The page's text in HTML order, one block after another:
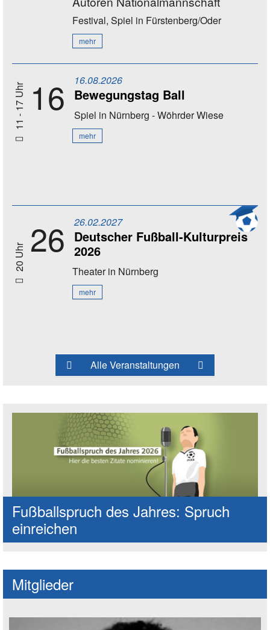
Festival, Spiel in Fürstenberg/Oder
mehr
11 - 17 Uhr 16 16.08.2026
Bewegungstag Ball
Spiel in Nürnberg - Wöhrder Wiese
mehr
20 Uhr 26 26.02.2027
Deutscher Fußball-Kulturpreis
2026
Theaterin Nürnberg
mehr
Alle Veranstaltungen
Fußballspruch des Jahres: Spruch
einreichen
Mitglieder